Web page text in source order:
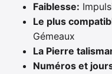
Faiblesse:
Le plus
Gémeaux
La Pierre
Numéros et